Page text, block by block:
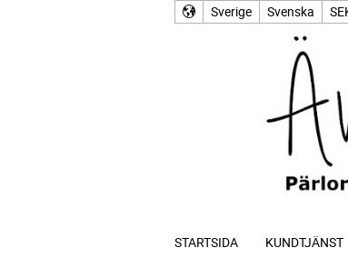
Sverige Svenska
STARTSIDA KUNDTJÄNST